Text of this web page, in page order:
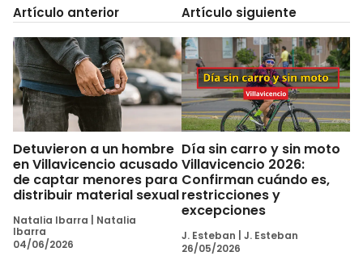
Artículo anterior
Detuvieron a un hombre
en Villavicencio acusado
de captar menores para
distribuir material sexual
Natalia Ibarra
Natalia
Ibarra
04/06/2026
Artículo siguiente
Día sin carro y sin moto
Villavicencio 2026:
Confirman cuándo es,
restricciones y
excepciones
J. Esteban
J. Esteban
26/05/2026